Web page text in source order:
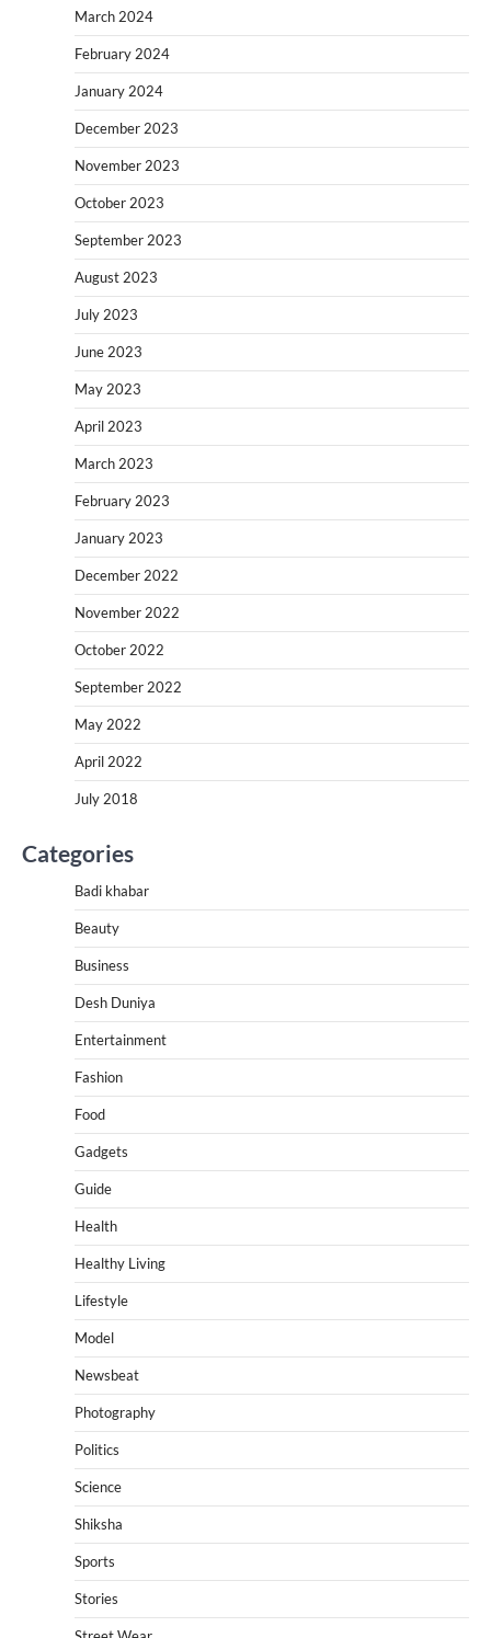
March 2024
February 2024
January 2024
December 2023
November 2023
October 2023
September 2023
August 2023
July 2023
June 2023
May 2023
April 2023
March 2023
February 2023
January 2023
December 2022
November 2022
October 2022
September 2022
May 2022
April 2022
July 2018
Categories
Badi khabar
Beauty
Business
Desh Duniya
Entertainment
Fashion
Food
Gadgets
Guide
Health
Healthy Living
Lifestyle
Model
Newsbeat
Photography
Politics
Science
Shiksha
Sports
Stories